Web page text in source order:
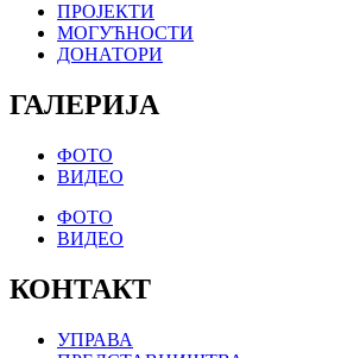
ПРОЈЕКТИ
МОГУЋНОСТИ
ДОНАТОРИ
ГАЛЕРИЈА
ФОТО
ВИДЕО
ФОТО
ВИДЕО
КОНТАКТ
УПРАВА